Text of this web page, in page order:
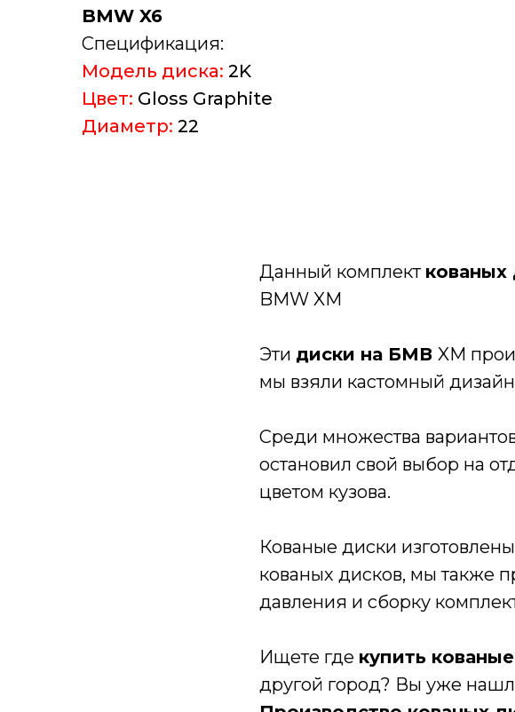
Спецификация:
Модель диска: 2K
Цвет: Gloss Graphite
Диаметр: 22
BMW X6
Данный комплект кованых
BMW XM
Эти диски на БМВ XM
мы взяли кастомный дизайн
Среди множества
остановил свой выбор на
цветом кузова.
Кованые диски
кованых дисков, мы также
давления и сборку
Ищете где купить
другой город? Вы уже